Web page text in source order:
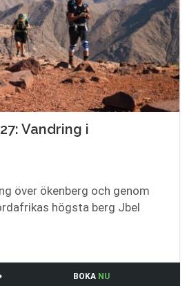
Vandring i
över ökenberg och genom
högsta berg Jbel
BOKA NU